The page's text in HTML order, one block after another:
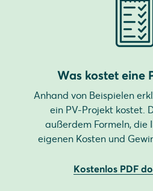
Was kostet eine
Anhand von Beispielen
ein PV-Projekt kostet.
außerdem Formeln, die
eigenen Kosten und
Kostenlos PDF